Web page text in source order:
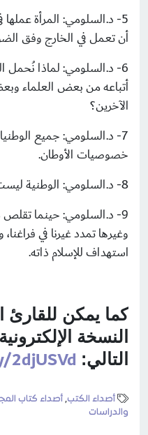
5- د.السلومي: المرأة
أن تعمل في الخارج وفق
6- د.السلومي: لماذا
أتباعه من بعض العلماء
الآخرين؟
7- د.السلومي: جميع
خصوصيات الأوطان.
8- د.السلومي: الوطنية ليست تراب فقط، الوطنية فكر وتاريخ.
9- د.السلومي: حينما تقلص
وغيرها تمدد غيرنا في
استهداف للإسلام ذاته.
كما يمكن
النسخة
التالي:
أصداء الكتب,أصداء كتاب
والدراسات